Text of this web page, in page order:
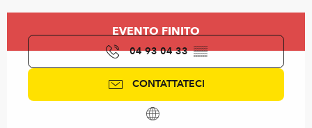
EVENTO FINITO
04 93 04 33▒▒
CONTATTATECI